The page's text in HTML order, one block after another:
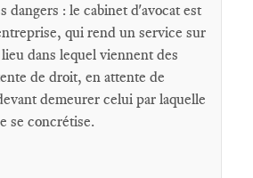
dangers : le cabinet d'avocat est
qui rend un service sur
dans lequel viennent des
de droit, en attente de
demeurer celui par laquelle
se concrétise.